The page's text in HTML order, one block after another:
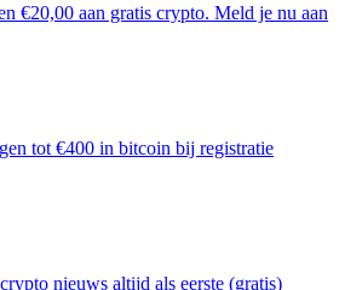
€20,00 aan gratis crypto. Meld je nu aan
tot €400 in bitcoin bij registratie
nieuws altijd als eerste (gratis)